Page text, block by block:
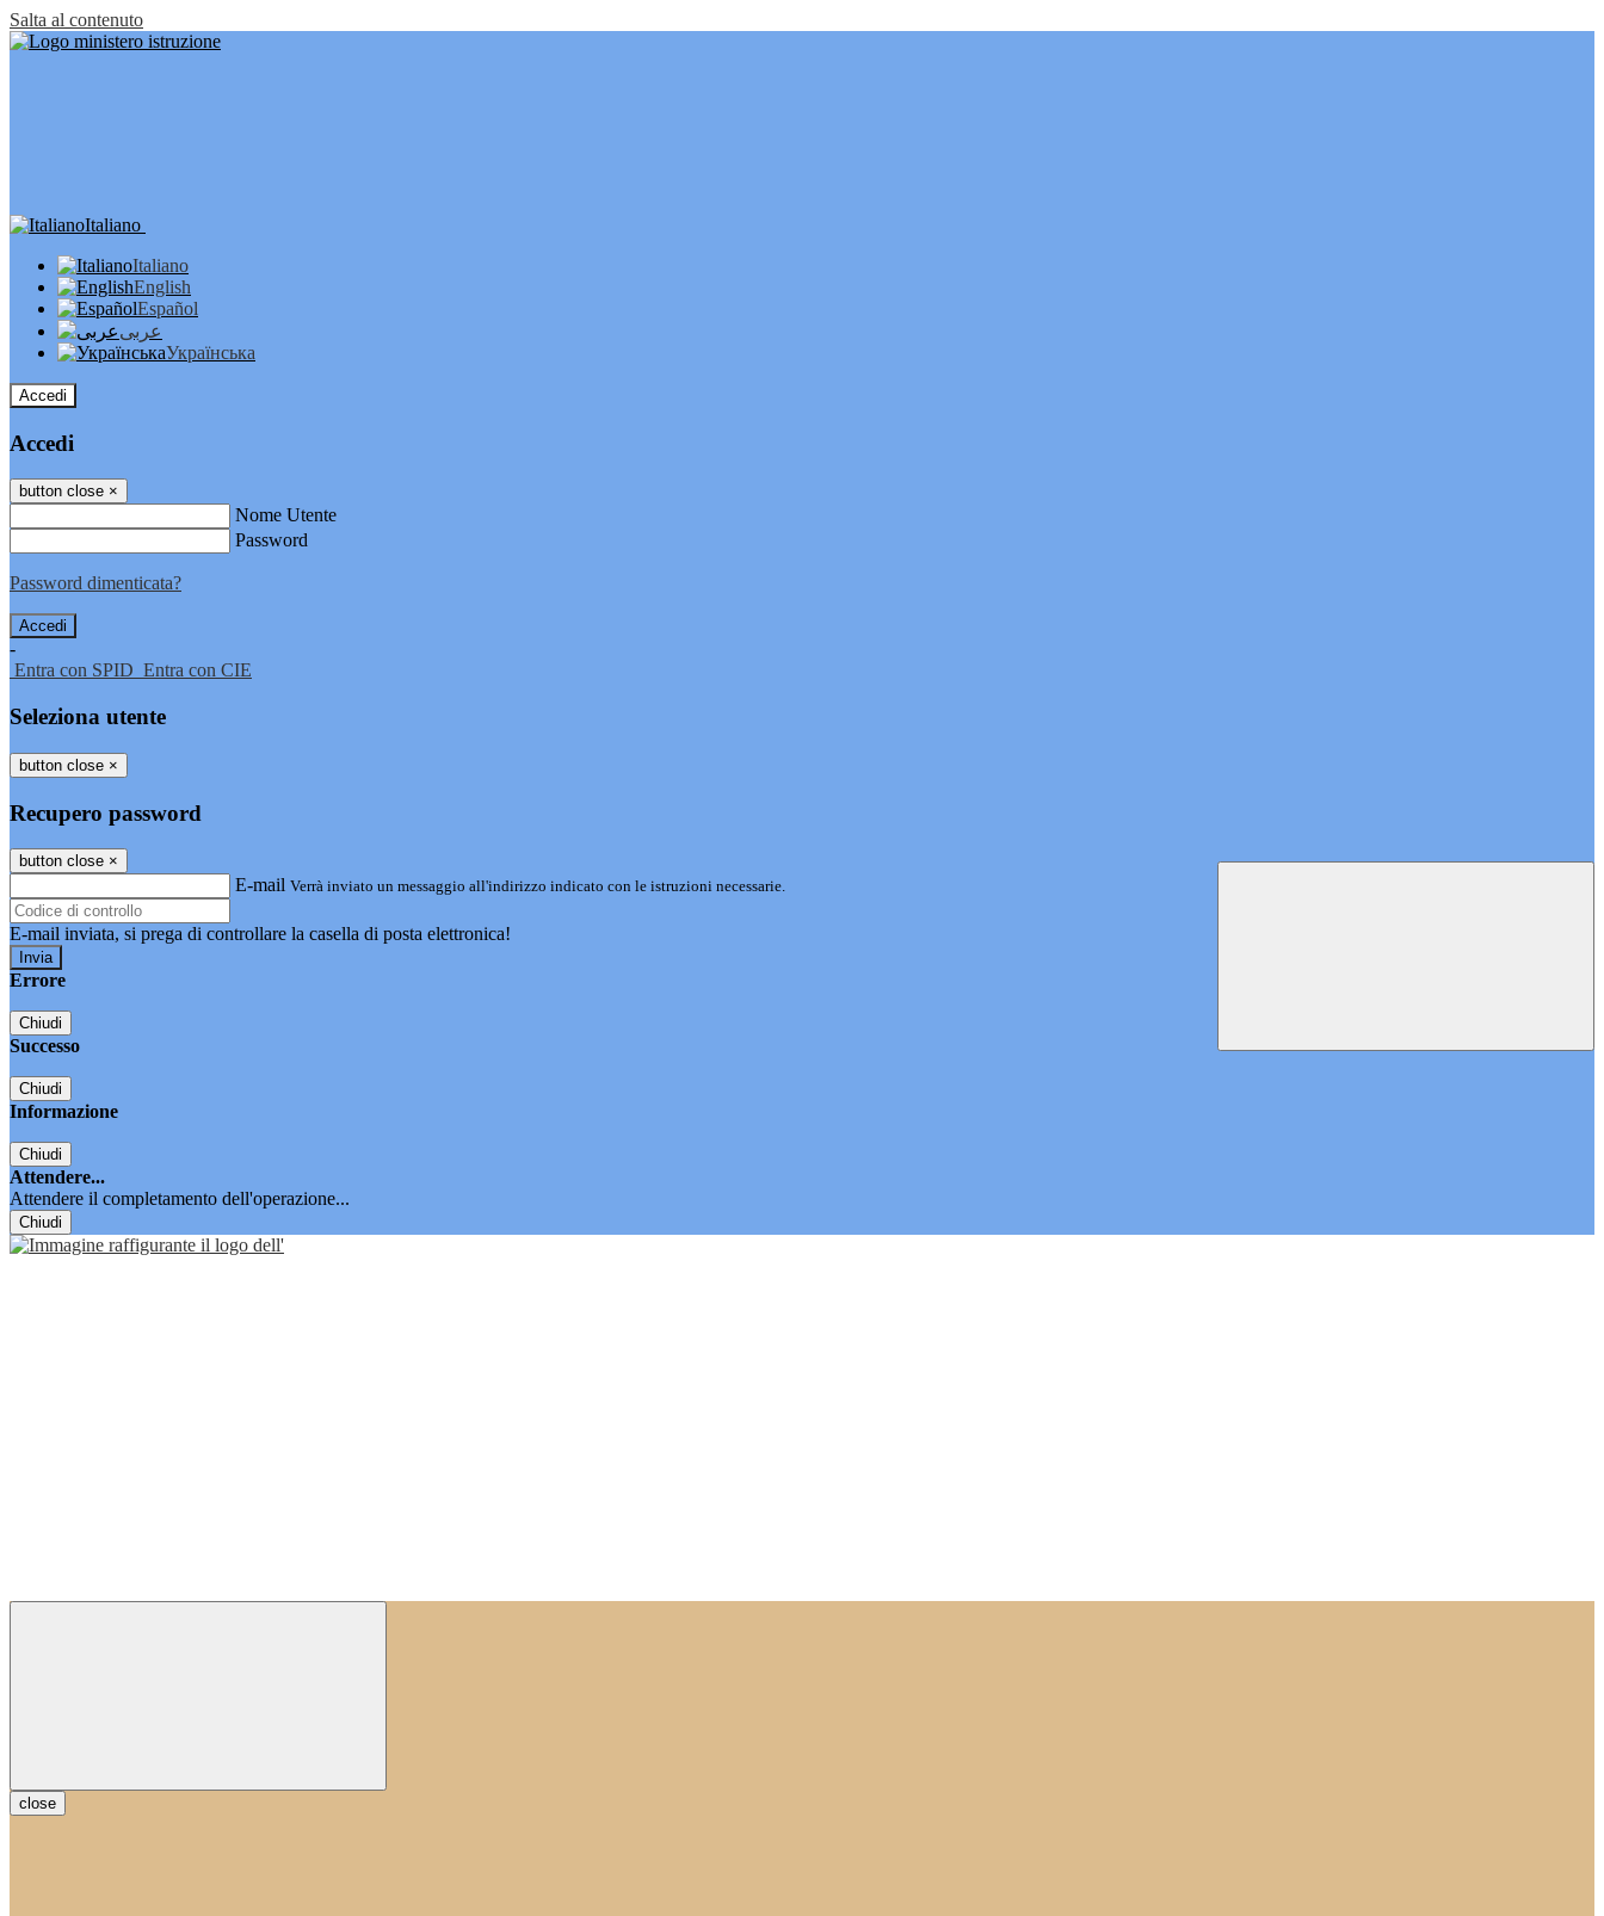
Salta al contenuto
Italiano
Italiano
English
Español
عربى
Українська
Accedi
Accedi
button close ×
Nome Utente
Password
Password dimenticata?
-
Entra con SPID Entra con CIE
Seleziona utente
button close ×
Recupero password
button close ×
E-mail Verrà inviato un messaggio all'indirizzo indicato con le istruzioni necessarie.
E-mail inviata, si prega di controllare la casella di posta elettronica!
Errore
Chiudi
Successo
Chiudi
Informazione
Chiudi
Attendere...
Attendere il completamento dell'operazione...
Chiudi
close